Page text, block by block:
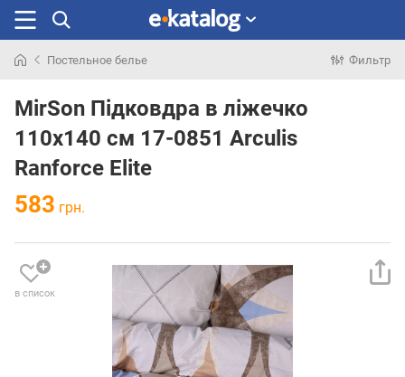
раньше
Постельное белье Фильтр
MirSon Підковдра в ліжечко
110х140 см 17-0851 Arculis
Ranforce Elite
583 грн.
в список